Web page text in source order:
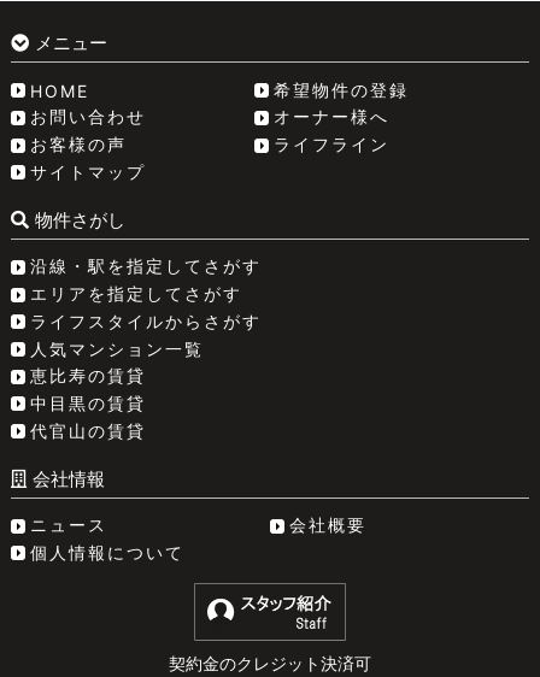
メニュー
HOME
希望物件の登録
お問い合わせ
オーナー様へ
お客様の声
ライフライン
サイトマップ
物件さがし
沿線・駅を指定してさがす
エリアを指定してさがす
ライフスタイルからさがす
人気マンション一覧
恵比寿の賃貸
中目黒の賃貸
代官山の賃貸
会社情報
ニュース
会社概要
個人情報について
契約金のクレジット決済可